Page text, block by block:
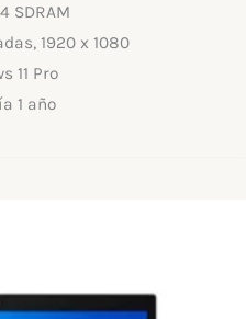
SDRAM
1920 x 1080
11 Pro
1 año